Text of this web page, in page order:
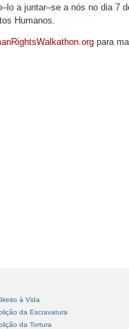
a juntar–se a nós no dia 7
Humanos.
para
à Vida
da Escravatura
da Tortura